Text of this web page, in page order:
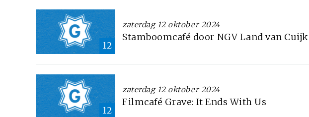
12
zaterdag 12 oktober 2024
Stamboomcafé door NGV Land van
12
zaterdag 12 oktober 2024
Filmcafé Grave: It Ends With Us